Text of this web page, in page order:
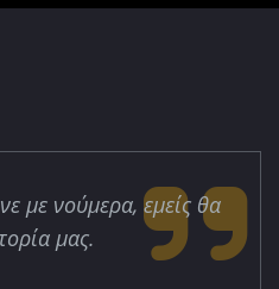
με νούμερα, εμείς θα
μας.